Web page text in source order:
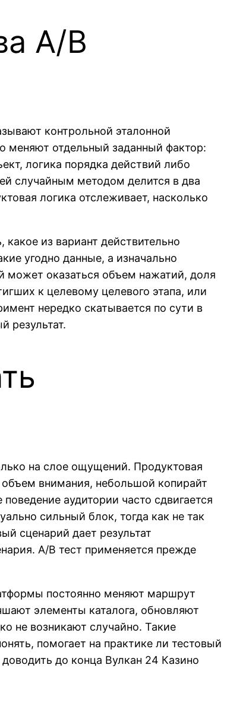
A/B
контрольной эталонной
меняют отдельный заданный фактор:
логика порядка действий либо
случайным методом делится в два
логика отслеживает, насколько
из вариант действительно
угодно данные, а изначально
может оказаться объем нажатий, доля
к целевому целевого этапа, или
нередко скатывается по сути в
результат.
на слое ощущений. Продуктовая
внимания, небольшой копирайт
аудитории часто сдвигается
сильный блок, тогда как не так
сценарий дает результат
A/B тест применяется прежде
постоянно меняют маршрут
элементы каталога, обновляют
не возникают случайно. Такие
помогает на практике ли тестовый
до конца Вулкан 24 Казино